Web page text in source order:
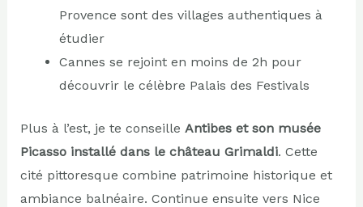
Provence sont des villages authentiques à
étudier
Cannes se rejoint en moins de 2h pour
découvrir le célèbre Palais des Festivals
Plus à l’est, je te conseille Antibes et son musée
Picasso installé dans le château Grimaldi. Cette
cité pittoresque combine patrimoine historique et
ambiance balnéaire. Continue ensuite vers Nice